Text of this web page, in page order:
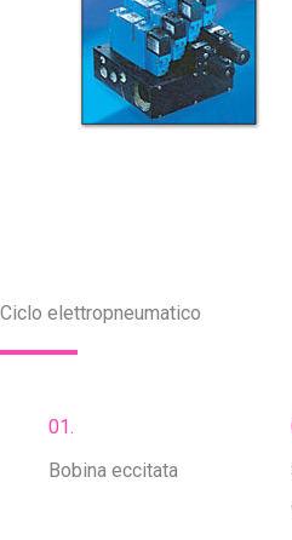
Ciclo elettropneumatico
01.
Bobina eccitata